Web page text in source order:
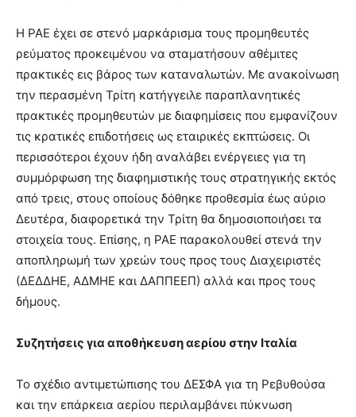
Η ΡΑΕ έχει σε στενό μαρκάρισμα τους προμηθευτές
ρεύματος προκειμένου να σταματήσουν αθέμιτες
πρακτικές εις βάρος των καταναλωτών. Με ανακοίνωση
την περασμένη Τρίτη κατήγγειλε παραπλανητικές
πρακτικές προμηθευτών με διαφημίσεις που εμφανίζουν
τις κρατικές επιδοτήσεις ως εταιρικές εκπτώσεις. Οι
περισσότεροι έχουν ήδη αναλάβει ενέργειες για τη
συμμόρφωση της διαφημιστικής τους στρατηγικής εκτός
από τρεις, στους οποίους δόθηκε προθεσμία έως αύριο
Δευτέρα, διαφορετικά την Τρίτη θα δημοσιοποιήσει τα
στοιχεία τους. Επίσης, η ΡΑΕ παρακολουθεί στενά την
αποπληρωμή των χρεών τους προς τους Διαχειριστές
(ΔΕΔΔΗΕ, ΑΔΜΗΕ και ΔΑΠΠΕΕΠ) αλλά και προς τους
δήμους.
Συζητήσεις για αποθήκευση αερίου στην Ιταλία
Το σχέδιο αντιμετώπισης του ΔΕΣΦΑ για τη Ρεβυθούσα
και την επάρκεια αερίου περιλαμβάνει πύκνωση